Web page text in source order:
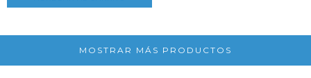
MOSTRAR MÁS PRODUCTOS